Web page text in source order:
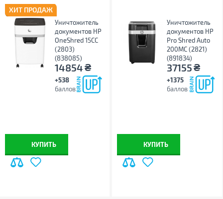
ХИТ ПРОДАЖ
Уничтожитель
документов HP
OneShred 15CC
(2803)
(838085)
14854₴
+538
баллов
КУПИТЬ
Уничтожитель
документов HP
Pro Shred Auto
200MC (2821)
(891834)
37155₴
+1375
баллов
КУПИТЬ